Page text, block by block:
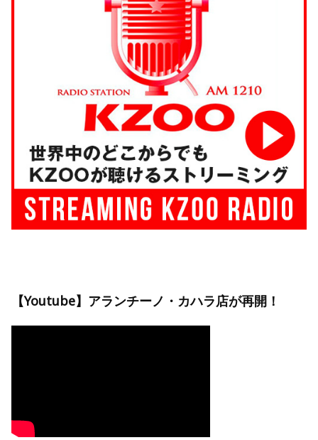
【Youtube】アランチーノ・カハラ店が再開！